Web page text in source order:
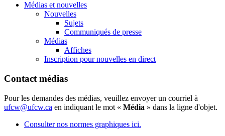
Médias et nouvelles
Nouvelles
Sujets
Communiqués de presse
Médias
Affiches
Inscription pour nouvelles en direct
Contact médias
Pour les demandes des médias, veuillez envoyer un courriel à
ufcw@ufcw.ca en indiquant le mot « Média » dans la ligne d'objet.
Consulter nos normes graphiques ici.